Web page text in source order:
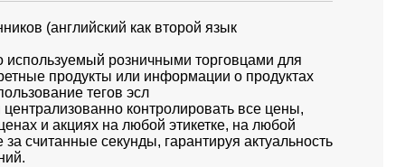
(английский как второй язык
используемый розничными торговцами для
продукты или информации о продуктах
тегов эсл
контролировать все цены,
и акциях на любой этикетке, на любой
считанные секунды, гарантируя актуальность